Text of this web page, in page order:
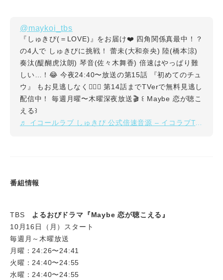
@maykoi_tbs
『しゅきぴ(＝LOVE)』をお届け❤️ 四角関係真最中！？
の4人で しゅきぴに挑戦！ 蕾未(大和奈央) 陸(橋本涼)
奏汰(醍醐虎汰朗) 琴音(佐々木舞香) 倍速はやっぱり難
しい…！😂 今夜24:40〜放送の第15話 『初めてのチュ
ウ』 もお見逃しなく👂🏻💘 第14話までTVerで無料見逃し
配信中！ 毎週月曜〜木曜深夜放送🎬 ꒰ Maybe 恋が聴こ
える꒱
♬ イコールラブ しゅきぴ 公式倍速音源 – イコラブTikTok
番組情報
TBS
よるおびドラマ『Maybe 恋が聴こえる』
10月16日（月）スタート
毎週月～木曜放送
月曜：24:26〜24:41
火曜：24:40〜24:55
水曜：24:40〜24:55